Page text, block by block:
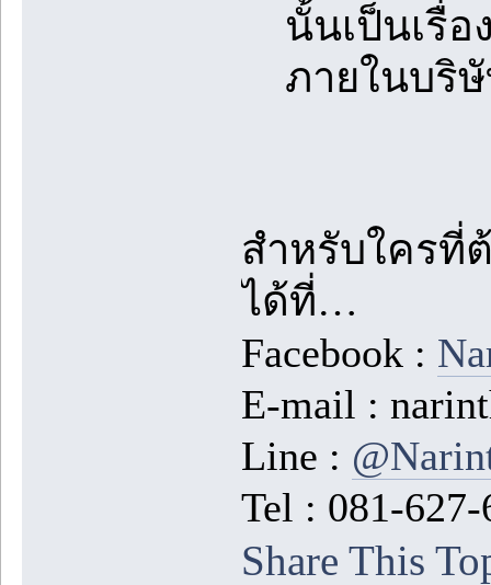
นั้นเป็นเรื่
ภายในบริ
สำหรับใครที่
ได้ที่…
Facebook :
E-mail :
Line :
Tel : 081-
Share This